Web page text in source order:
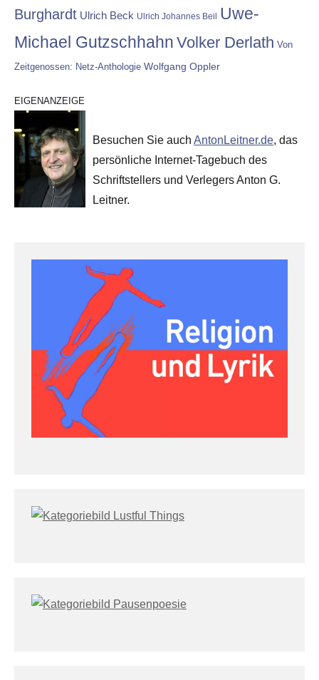
Burghardt Ulrich Beck Ulrich Johannes Beil Uwe-
Michael Gutzschhahn Volker Derlath Von
Zeitgenossen: Netz-Anthologie Wolfgang Oppler
EIGENANZEIGE
Besuchen Sie auch AntonLeitner.de, das
persönliche Internet-Tagebuch des
Schriftstellers und Verlegers Anton G.
Leitner.